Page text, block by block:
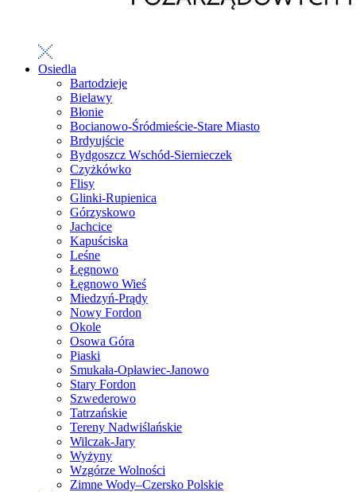
Osiedla
Bartodzieje
Bielawy
Błonie
Bocianowo-Śródmieście-Stare Miasto
Brdyujście
Bydgoszcz Wschód-Siernieczek
Czyżkówko
Flisy
Glinki-Rupienica
Górzyskowo
Jachcice
Kapuściska
Leśne
Łęgnowo
Łęgnowo Wieś
Miedzyń-Prądy
Nowy Fordon
Okole
Osowa Góra
Piaski
Smukała-Opławiec-Janowo
Stary Fordon
Szwederowo
Tatrzańskie
Tereny Nadwiślańskie
Wilczak-Jary
Wyżyny
Wzgórze Wolności
Zimne Wody–Czersko Polskie